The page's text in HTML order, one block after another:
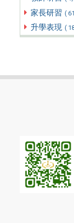
家長研習 (
升學表現 (